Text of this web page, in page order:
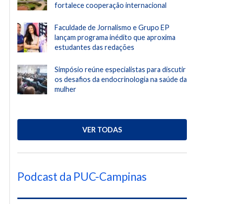
fortalece cooperação internacional
Faculdade de Jornalismo e Grupo EP
lançam programa inédito que aproxima
estudantes das redações
Simpósio reúne especialistas para discutir
os desafios da endocrinologia na saúde da
mulher
VER TODAS
Podcast da PUC-Campinas